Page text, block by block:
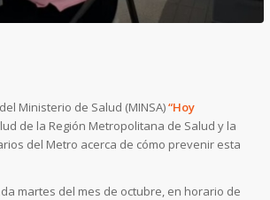
Ministerio de Salud (MINSA)“Hoy
de la Región Metropolitana de Salud y la
del Metro acerca de cómo prevenir esta
martes del mes de octubre, en horario de